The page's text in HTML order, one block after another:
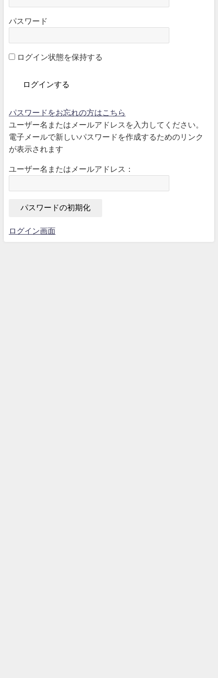
パスワード
ログイン状態を保持する
パスワードをお忘れの方はこちら
ユーザー名またはメールアドレスを入力してください。
電子メールで新しいパスワードを作成するためのリンク
が表示されます
ユーザー名またはメールアドレス：
ログイン画面